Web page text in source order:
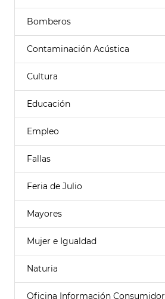
Bomberos
Contaminación Acústica
Cultura
Educación
Empleo
Fallas
Feria de Julio
Mayores
Mujer e Igualdad
Naturia
Oficina Información Consumidor